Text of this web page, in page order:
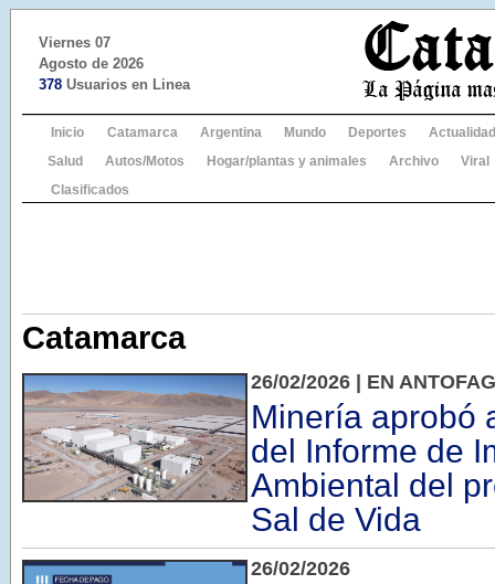
Viernes 07
Agosto de 2026
378 Usuarios en Linea
Inicio Catamarca Argentina Mundo Deportes
Actualidad
Salud
Autos/Motos Hogar/plantas y animales Archivo
Viral
Clasificados
Catamarca
26/02/2026 | EN
Minería aprobó
del Informe de
Ambiental del
Sal de Vida
26/02/2026